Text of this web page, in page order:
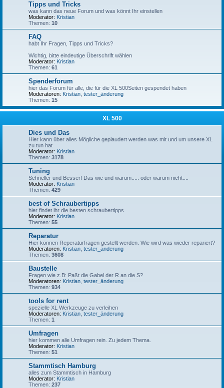
Tipps und Tricks
was kann das neue Forum und was könnt Ihr einstellen
Moderator: Kristian
Themen: 10
FAQ
habt Ihr Fragen, Tipps und Tricks?
Wichtig, bitte eindeutige Überschrift wählen
Moderator: Kristian
Themen: 61
Spenderforum
hier das Forum für alle, die für die XL 500Seiten gespendet haben
Moderatoren: Kristian tester_änderung
Themen: 15
XL 500
Dies und Das
Hier kann über alles Mögliche geplaudert werden was mit und um unsere XL
zu tun hat
Moderator: Kristian
Themen: 3178
Tuning
Schneller und Besser! Das wie und warum..... oder warum nicht....
Moderator: Kristian
Themen: 429
best of Schraubertipps
hier findet ihr die besten schraubertipps
Moderator: Kristian
Themen: 55
Reparatur
Hier können Reperaturfragen gestellt werden. Wie wird was wieder repariert?
Moderatoren: Kristian tester_änderung
Themen: 3608
Baustelle
Fragen wie z.B: Paßt die Gabel der R an die S?
Moderatoren: Kristian tester_änderung
Themen: 934
tools for rent
spezielle XL Werkzeuge zu verleihen
Moderatoren: Kristian tester_änderung
Themen: 1
Umfragen
hier kommen alle Umfragen rein. Zu jedem Thema.
Moderator: Kristian
Themen: 51
Stammtisch Hamburg
alles zum Stammtisch in Hamburg
Moderator: Kristian
Themen: 237